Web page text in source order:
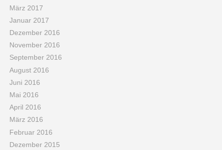
März 2017
Januar 2017
Dezember 2016
November 2016
September 2016
August 2016
Juni 2016
Mai 2016
April 2016
März 2016
Februar 2016
Dezember 2015